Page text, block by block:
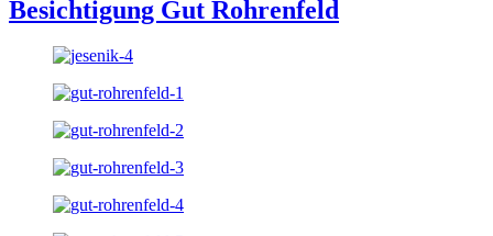
Besichtigung Gut Rohrenfeld